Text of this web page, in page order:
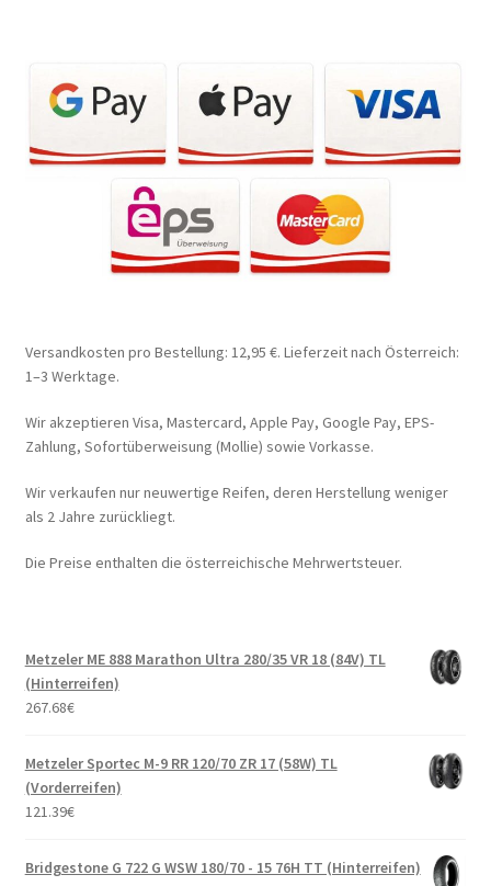
Versandkosten pro Bestellung: 12,95 €. Lieferzeit nach Österreich:
1–3 Werktage.
Wir akzeptieren Visa, Mastercard, Apple Pay, Google Pay, EPS-
Zahlung, Sofortüberweisung (Mollie) sowie Vorkasse.
Wir verkaufen nur neuwertige Reifen, deren Herstellung weniger
als 2 Jahre zurückliegt.
Die Preise enthalten die österreichische Mehrwertsteuer.
Metzeler ME 888 Marathon Ultra 280/35 VR 18 (84V) TL
(Hinterreifen)
267.68€
Metzeler Sportec M-9 RR 120/70 ZR 17 (58W) TL
(Vorderreifen)
121.39€
Bridgestone G 722 G WSW 180/70 - 15 76H TT (Hinterreifen)